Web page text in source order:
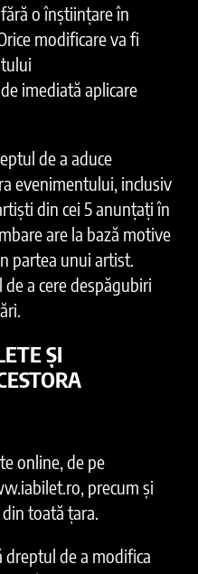
o înștiințare în
modificare va fi
imediată aplicare
de a aduce
evenimentului, inclusiv
din cei 5 anunțați în
are la bază motive
partea unui artist.
a cere despăgubiri
ȘI
online, de pe
precum și
toată țara.
dreptul de a modifica